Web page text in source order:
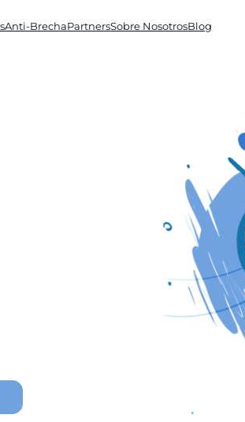
Anti-BrechaPartnersSobre NosotrosBlog